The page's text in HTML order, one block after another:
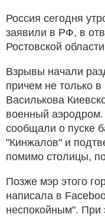
Россия сегодня
заявили в РФ, в
Ростовской
Взрывы начали
причем не только
Василькова
военный
сообщали о пуске
"Кинжалов" и
помимо столицы,
Позже мэр этого
написала в
неспокойным". При